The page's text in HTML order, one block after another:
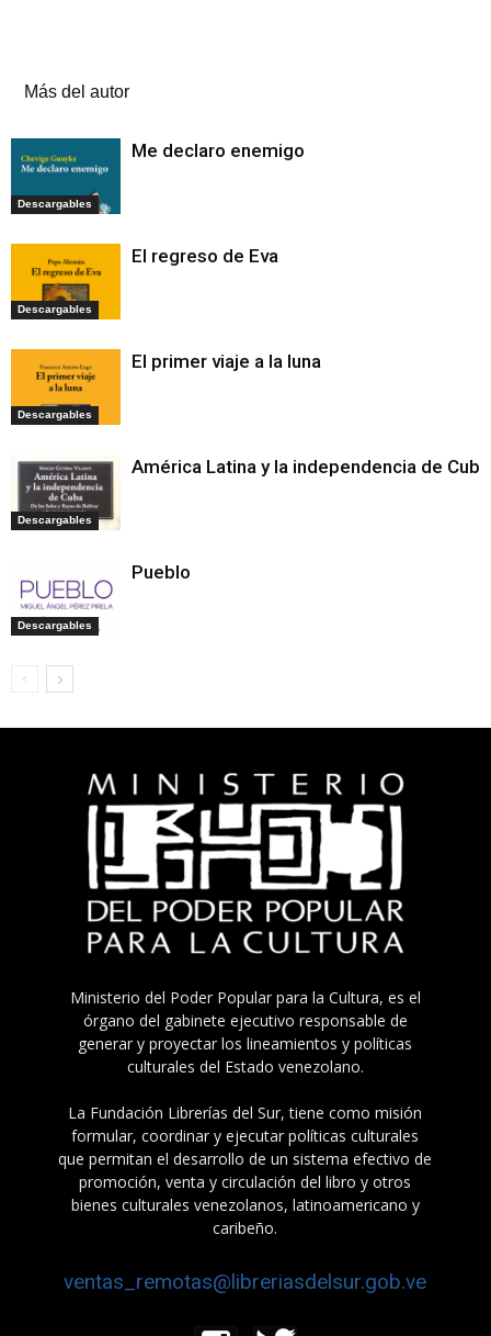
Más del autor
Descargables
Me declaro enemigo
Descargables
El regreso de Eva
Descargables
El primer viaje a la luna
Descargables
América Latina y la independencia de Cuba
Descargables
Pueblo
Ministerio del Poder Popular para la Cultura, es el
órgano del gabinete ejecutivo responsable de
generar y proyectar los lineamientos y políticas
culturales del Estado venezolano.
La Fundación Librerías del Sur, tiene como misión
formular, coordinar y ejecutar políticas culturales
que permitan el desarrollo de un sistema efectivo de
promoción, venta y circulación del libro y otros
bienes culturales venezolanos, latinoamericano y
caribeño.
ventas_remotas@libreriasdelsur.gob.ve